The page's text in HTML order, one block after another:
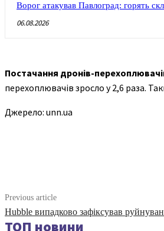
Ворог атакував Павлоград: горять
06.08.2026
Постачання дронів-
перехоплювачів зросло у 2,6 раза.
Джерело: unn.ua
Previous article
Hubble випадково зафіксував
ТОП новини